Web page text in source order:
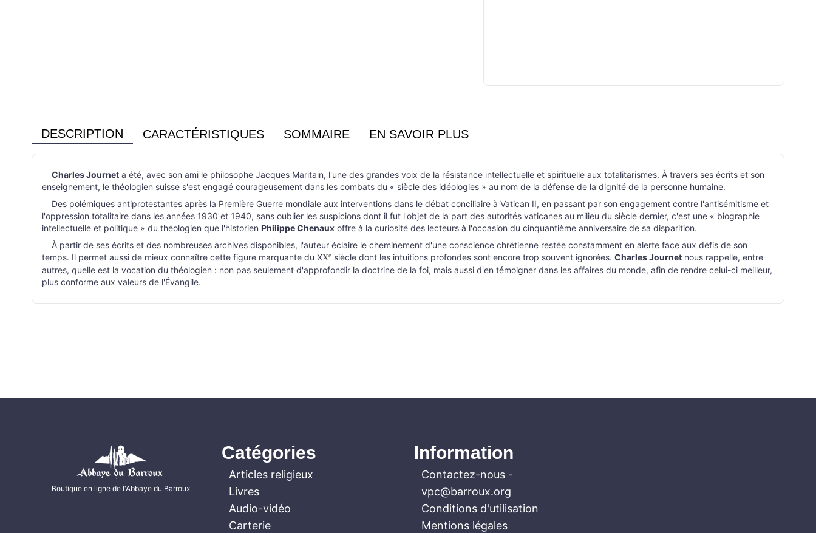
DESCRIPTION CARACTÉRISTIQUES SOMMAIRE EN SAVOIR PLUS
Charles Journet a été, avec son ami le philosophe Jacques Maritain, l'une des grandes voix de la résistance intellectuelle et spirituelle aux totalitarismes. À travers ses écrits et son
enseignement, le théologien suisse s'est engagé courageusement dans les combats du « siècle des idéologies » au nom de la défense de la dignité de la personne humaine.
Des polémiques antiprotestantes après la Première Guerre mondiale aux interventions dans le débat conciliaire à Vatican II, en passant par son engagement contre l'antisémitisme et
l'oppression totalitaire dans les années 1930 et 1940, sans oublier les suspicions dont il fut l'objet de la part des autorités vaticanes au milieu du siècle dernier, c'est une « biographie
intellectuelle et politique » du théologien que l'historien Philippe Chenaux offre à la curiosité des lecteurs à l'occasion du cinquantième anniversaire de sa disparition.
À partir de ses écrits et des nombreuses archives disponibles, l'auteur éclaire le cheminement d'une conscience chrétienne restée constamment en alerte face aux défis de son
temps. Il permet aussi de mieux connaître cette figure marquante du XXe siècle dont les intuitions profondes sont encore trop souvent ignorées. Charles Journet nous rappelle, entre
autres, quelle est la vocation du théologien : non pas seulement d'approfondir la doctrine de la foi, mais aussi d'en témoigner dans les affaires du monde, afin de rendre celui-ci meilleur,
plus conforme aux valeurs de l'Évangile.
Boutique en ligne de l'Abbaye du Barroux
Catégories
Articles religieux
Livres
Audio-vidéo
Carterie
Information
Contactez-nous -
vpc@barroux.org
Conditions d'utilisation
Mentions légales